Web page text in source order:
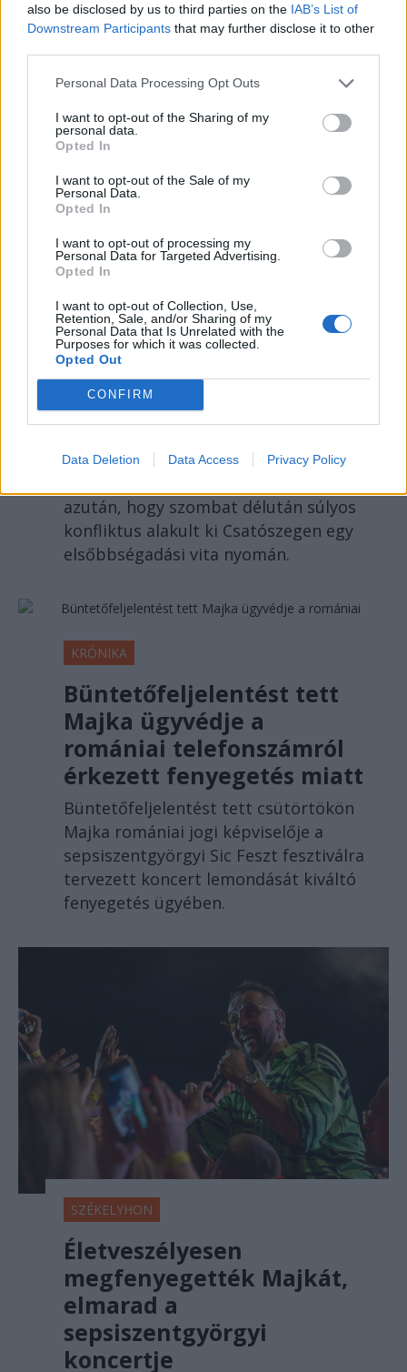
also be disclosed by us to third parties on the IAB’s List of
Downstream Participants that may further disclose it to other
Personal Data Processing Opt Outs
I want to opt-out of the Sharing of my
personal data.
Opted In
I want to opt-out of the Sale of my
Personal Data.
Opted In
I want to opt-out of processing my
Personal Data for Targeted Advertising.
Opted In
I want to opt-out of Collection, Use,
Retention, Sale, and/or Sharing of my
Personal Data that Is Unrelated with the
Purposes for which it was collected.
Opted Out
CONFIRM
Data Deletion Data Access Privacy Policy
Tömegverekedés lett a
szűk mezőgazdasági úti
vitából Csatószegen
Kórházba szállítottak több embert,
rongálódtak meg, és ideiglenes
azután, hogy szombat délután súlyos
konfliktus alakult ki Csatószegen egy
elsőbbségadási vita nyomán.
KRÓNIKA
Büntetőfeljelentést tett
Majka ügyvédje a
romániai telefonszámról
érkezett fenyegetés miatt
Büntetőfeljelentést tett csütörtökön
Majka romániai jogi képviselője a
sepsiszentgyörgyi Sic Feszt fesztiválra
tervezett koncert lemondását kiváltó
fenyegetés ügyében.
SZÉKELYHON
Életveszélyesen
megfenyegették Majkát,
elmarad a
sepsiszentgyörgyi
koncertje